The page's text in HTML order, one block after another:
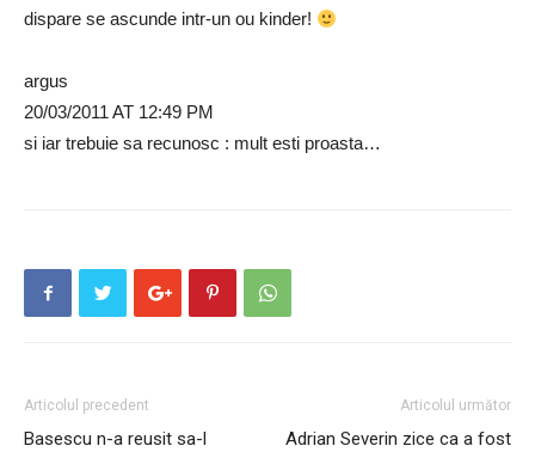
dispare se ascunde intr-un ou kinder!
argus
20/03/2011 AT 12:49 PM
si iar trebuie sa recunosc : mult esti proasta…
Articolul precedent
Basescu n-a reusit sa-l
Articolul următor
Adrian Severin zice ca a fost